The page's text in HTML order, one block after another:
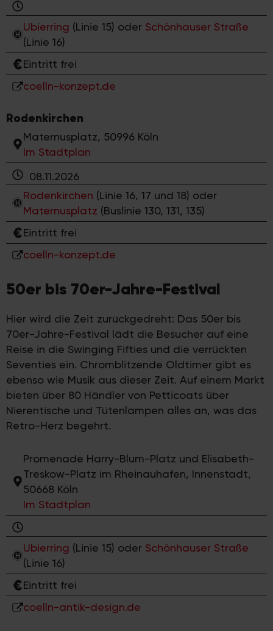
Ubierring (Linie 15) oder Schönhauser Straße
(Linie 16)
Eintritt frei
coelln-konzept.de
Rodenkirchen
Maternusplatz, 50996 Köln
Im Stadtplan
08.11.2026
Rodenkirchen (Linie 16, 17 und 18) oder
Maternusplatz (Buslinie 130, 131, 135)
Eintritt frei
coelln-konzept.de
50er bis 70er-Jahre-Festival
Hier wird die Zeit zurückgedreht: Das 50er bis
70er-Jahre-Festival lädt die Besucher auf eine
Reise in die Swinging Fifties und die verrückten
Seventies ein. Chromblitzende Oldtimer gibt es
ebenso wie Musik aus dieser Zeit. Auf einem Markt
bieten über 80 Händler von Petticoats über
Nierentische und Tütenlampen alles an, was das
Retro-Herz begehrt.
Promenade Harry-Blum-Platz und Elisabeth-
Treskow-Platz im Rheinauhafen, Innenstadt,
50668 Köln
Im Stadtplan
Ubierring (Linie 15) oder Schönhauser Straße
(Linie 16)
Eintritt frei
coelln-antik-design.de